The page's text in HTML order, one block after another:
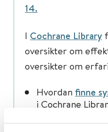
14.
I Cochrane Library
oversikter om
oversikter om
Hvordan finne
i Cochrane